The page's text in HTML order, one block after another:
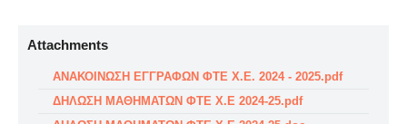
Attachments
ΑΝΑΚΟΙΝΩΣΗ ΕΓΓΡΑΦΩΝ ΦΤΕ Χ.Ε. 2024 - 2025.pdf
ΔΗΛΩΣΗ ΜΑΘΗΜΑΤΩΝ ΦΤΕ Χ.Ε 2024-25.pdf